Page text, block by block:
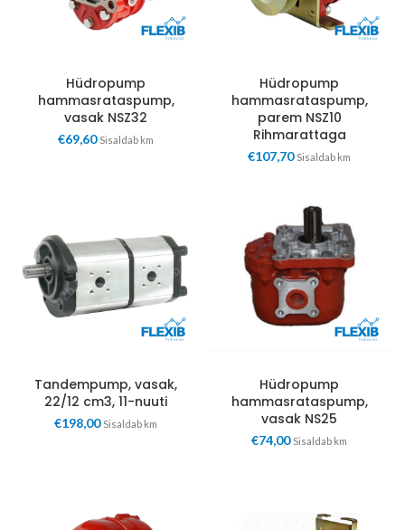
Hüdropump
hammasrataspump,
vasak NSZ32
€69,60 Sisaldab km
Hüdropump
hammasrataspump,
parem NSZ10
Rihmarattaga
€107,70 Sisaldab km
Tandempump, vasak,
22/12 cm3, 11-nuuti
€198,00 Sisaldab km
Hüdropump
hammasrataspump,
vasak NS25
€74,00 Sisaldab km